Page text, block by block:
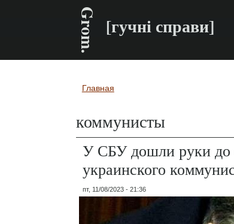
Grom. [гучні справи]
Вы здесь
Главная
коммунисты
У СБУ дошли руки до
украинского
пт, 11/08/2023 - 21:36